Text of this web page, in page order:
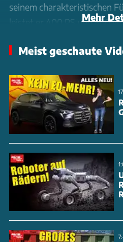
seinem charakteristischen
leistet er 400 PS und 500
Bestzeit von 7:33,123
Reihensechszylinder als
CLA 45 S mit 421 PS
100 km/h gelingt dem RS3 in
trotz geringerer
M2. Dazu überzeugt der
günstigsten Einstiegspreis
variable Allradantrieb und
von 1.640 kg machen den
dynamischsten
Mehr
Meist geschaute